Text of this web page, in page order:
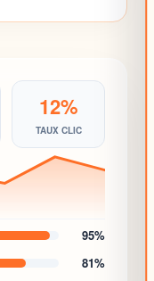
12%
TAUX CLIC
95%
81%